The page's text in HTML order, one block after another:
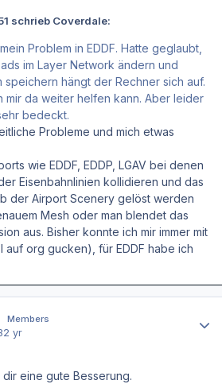
schrieb Coverdale:
Problem in EDDF. Hatte geglaubt,
im Layer Network ändern und
hängt der Rechner sich auf.
mir da weiter helfen kann. Aber leider
bedeckt.
Probleme und mich etwas
wie EDDF, EDDP, LGAV bei denen
Eisenbahnlinien kollidieren und das
der Airport Scenery gelöst werden
Mesh oder man blendet das
aus. Bisher konnte ich mir immer mit
auf org gucken), für EDDF habe ich
Members
2 yr
eine gute Besserung.